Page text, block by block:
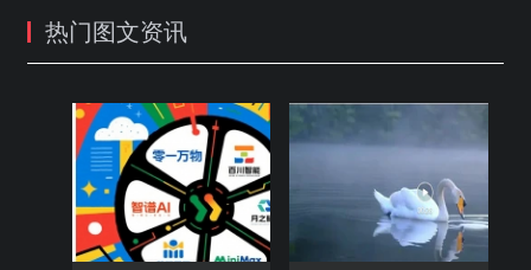
热门图文资讯